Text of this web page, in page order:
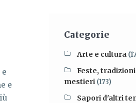
e
Categorie
Arte e cultura
Feste,
mestieri (173)
Sapori d'altri